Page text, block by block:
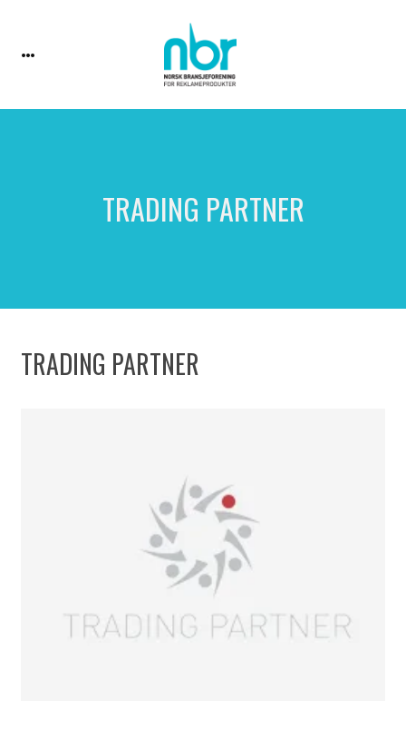
TRADING PARTNER
TRADING PARTNER